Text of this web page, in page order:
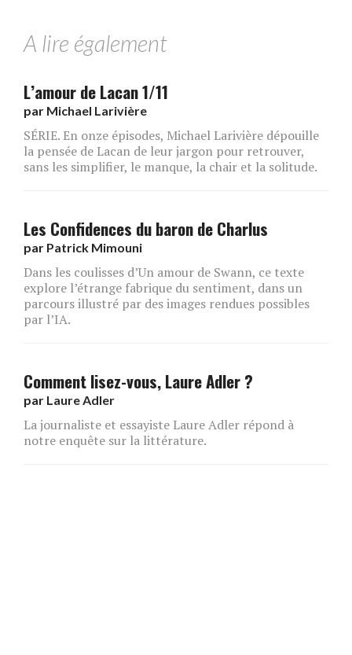
A lire également
L’amour de Lacan 1/11
par Michael Larivière
SÉRIE. En onze épisodes, Michael Larivière dépouille
la pensée de Lacan de leur jargon pour retrouver,
sans les simplifier, le manque, la chair et la solitude.
Les Confidences du baron de Charlus
par Patrick Mimouni
Dans les coulisses d’Un amour de Swann, ce texte
explore l’étrange fabrique du sentiment, dans un
parcours illustré par des images rendues possibles
par l’IA.
Comment lisez-vous, Laure Adler ?
par Laure Adler
La journaliste et essayiste Laure Adler répond à
notre enquête sur la littérature.